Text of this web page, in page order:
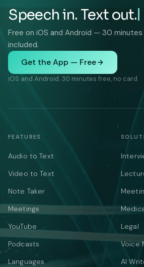
Speech in. Text out.
Free on iOS and Android — 30
included.
Get the App — Free
iOS and Android. 30 minutes free, no card.
FEATURES
Audio to Text
Video to Text
Note Taker
Meetings
YouTube
Podcasts
Languages
Legal
Voice
AI